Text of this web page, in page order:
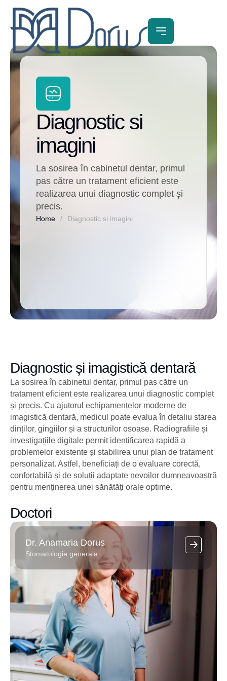
Diagnostic si
imagini
La sosirea în cabinetul dentar, primul
pas către un tratament eficient este
realizarea unui diagnostic complet și
precis.
Home / Diagnostic si imagini
Diagnostic și imagistică dentară
La sosirea în cabinetul dentar, primul pas către un
tratament eficient este realizarea unui diagnostic complet
și precis. Cu ajutorul echipamentelor moderne de
imagistică dentară, medicul poate evalua în detaliu starea
dinților, gingiilor și a structurilor osoase. Radiografiile și
investigațiile digitale permit identificarea rapidă a
problemelor existente și stabilirea unui plan de tratament
personalizat. Astfel, beneficiați de o evaluare corectă,
confortabilă și de soluții adaptate nevoilor dumneavoastră
pentru menținerea unei sănătăți orale optime.
Doctori
Dr. Anamaria Dorus
Stomatologie generala